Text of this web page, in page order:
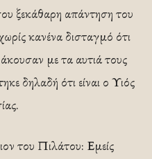
ξεκάθαρη απάντηση του
κανένα δισταγμό ότι
με τα αυτιά τους
δηλαδή ότι είναι ο Υιός
του Πιλάτου: Εμείς